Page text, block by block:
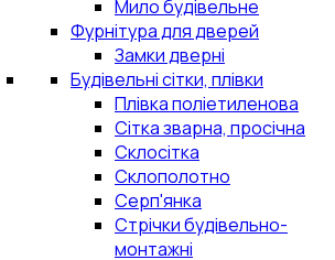
Мило будівельне
Фурнітура для дверей
Замки дверні
Будівельні сітки, плівки
Плівка поліетиленова
Сітка зварна, просічна
Склосітка
Склополотно
Серп'янка
Стрічки будівельно-
монтажні